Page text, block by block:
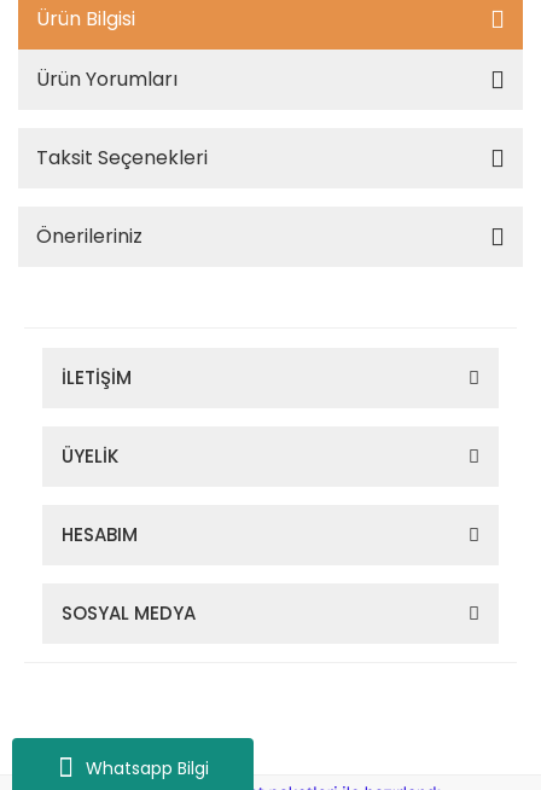
Whatsapp Bilgi
Ürün Bilgisi
Ürün Yorumları
Taksit Seçenekleri
Önerileriniz
İLETİŞİM
ÜYELİK
HESABIM
SOSYAL MEDYA